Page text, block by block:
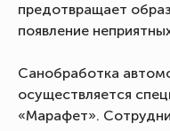
предотвращает
появление
Санобработка
осуществляется
«Марафет».